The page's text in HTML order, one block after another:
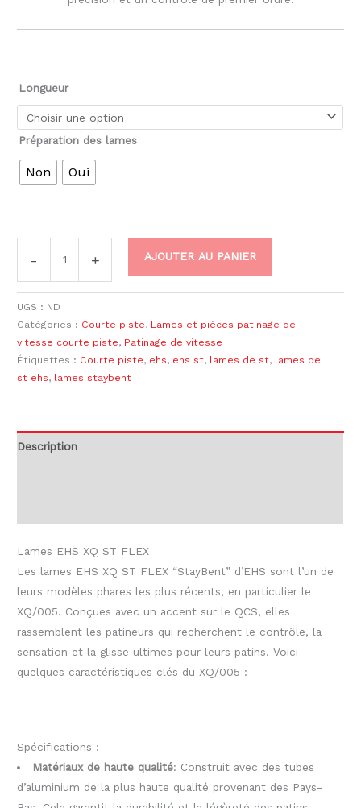
Longueur
Préparation des lames
Non Oui
- + AJOUTER AU PANIER
UGS : ND
Catégories : Courte piste, Lames et pièces patinage de
vitesse courte piste, Patinage de vitesse
Étiquettes : Courte piste, ehs, ehs st, lames de st, lames de
st ehs, lames staybent
Description
Lames EHS XQ ST FLEX
Les lames EHS XQ ST FLEX “StayBent” d’EHS sont l’un de
leurs modèles phares les plus récents, en particulier le
XQ/005. Conçues avec un accent sur le QCS, elles
rassemblent les patineurs qui recherchent le contrôle, la
sensation et la glisse ultimes pour leurs patins. Voici
quelques caractéristiques clés du XQ/005 :
Spécifications :
Matériaux de haute qualité: Construit avec des tubes
d’aluminium de la plus haute qualité provenant des Pays-